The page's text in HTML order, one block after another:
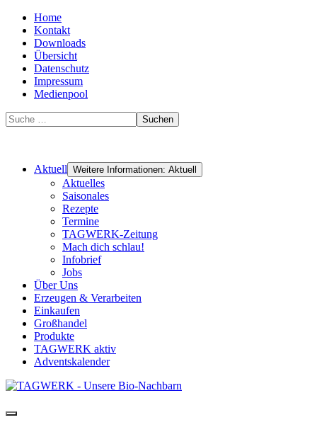
Home
Kontakt
Downloads
Übersicht
Datenschutz
Impressum
Medienpool
Suchen
Aktuell Weitere Informationen: Aktuell
Aktuelles
Saisonales
Rezepte
Termine
TAGWERK-Zeitung
Mach dich schlau!
Infobrief
Jobs
Über Uns
Erzeugen & Verarbeiten
Einkaufen
Großhandel
Produkte
TAGWERK aktiv
Adventskalender